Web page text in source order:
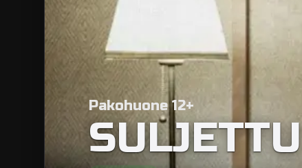
Pakohuone 12+
SULJETTU